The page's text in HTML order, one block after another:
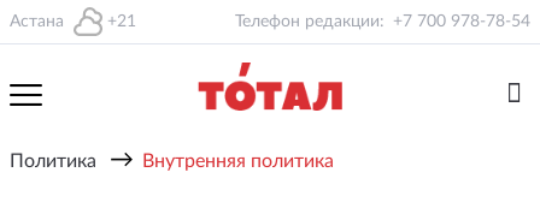
Астана +21 Телефон редакции: +7 700 978-78-54
Политика → Внутренняя политика